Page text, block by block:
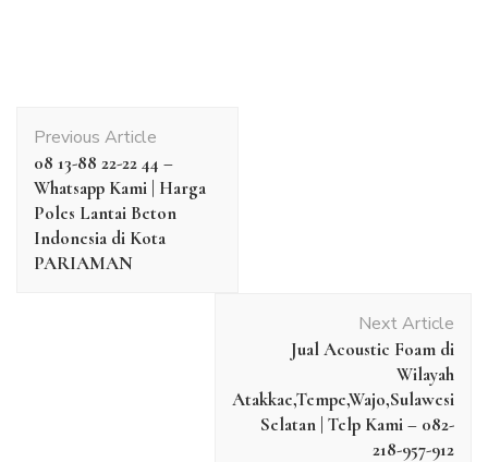
Navigation
Previous Article
08 13-88 22-22 44 –
Whatsapp Kami | Harga
Poles Lantai Beton
Indonesia di Kota
PARIAMAN
Next Article
Jual Acoustic Foam di
Wilayah
Atakkae,Tempe,Wajo,Sulawesi
Selatan | Telp Kami – 082-
218-957-912